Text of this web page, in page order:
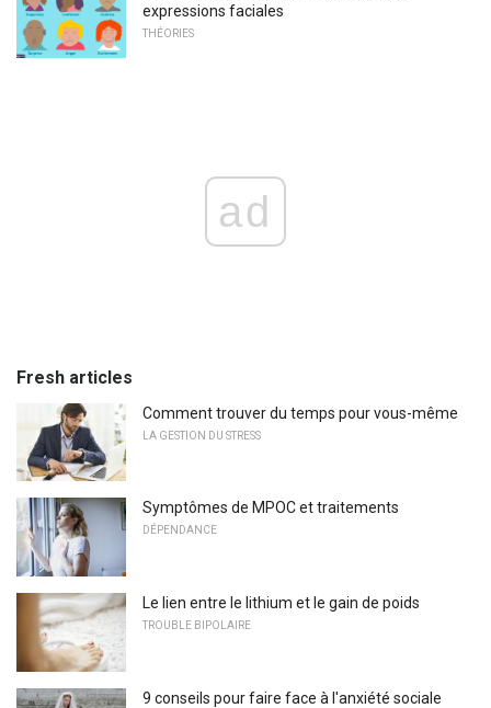
expressions faciales
THÉORIES
ad
Fresh articles
Comment trouver du temps pour vous-même
LA GESTION DU STRESS
Symptômes de MPOC et traitements
DÉPENDANCE
Le lien entre le lithium et le gain de poids
TROUBLE BIPOLAIRE
9 conseils pour faire face à l'anxiété sociale